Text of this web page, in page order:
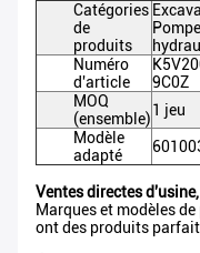
Catégories
de
produits
Pompe
Numéro
d'article
9C0Z
MOQ
(ensemble)1 jeu
Modèle
adapté
Ventes directes
Marques et modèles
ont des produits